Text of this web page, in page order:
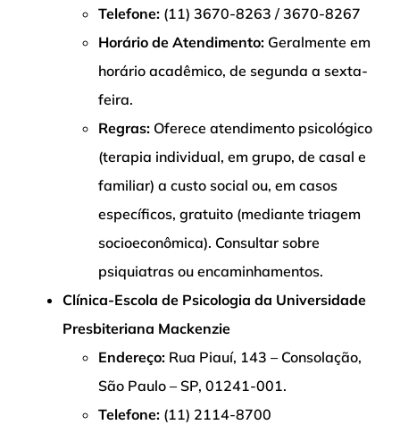
Telefone: (11) 3670-8263 / 3670-8267
Horário de Atendimento: Geralmente em
horário acadêmico, de segunda a sexta-
feira.
Regras: Oferece atendimento psicológico
(terapia individual, em grupo, de casal e
familiar) a custo social ou, em casos
específicos, gratuito (mediante triagem
socioeconômica). Consultar sobre
psiquiatras ou encaminhamentos.
Clínica-Escola de Psicologia da Universidade
Presbiteriana Mackenzie
Endereço: Rua Piauí, 143 – Consolação,
São Paulo – SP, 01241-001.
Telefone: (11) 2114-8700